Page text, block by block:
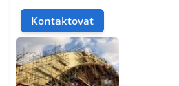
Kontaktovat